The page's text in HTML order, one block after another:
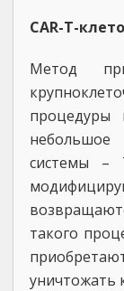
CAR-T-
Метод
процедуры
системы –
такого
уничтожать